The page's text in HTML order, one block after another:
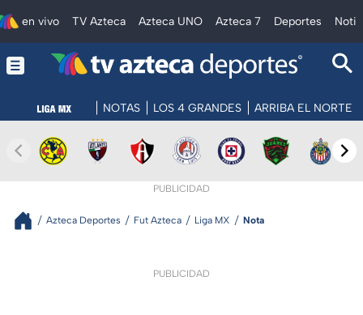
en vivo TV Azteca Azteca UNO Azteca 7 Deportes
NOTAS LOS 4 GRANDES ARRIBA EL NORTE
PUBLICIDAD
Azteca Deportes Fut Azteca Liga MX Nota
PUBLICIDAD